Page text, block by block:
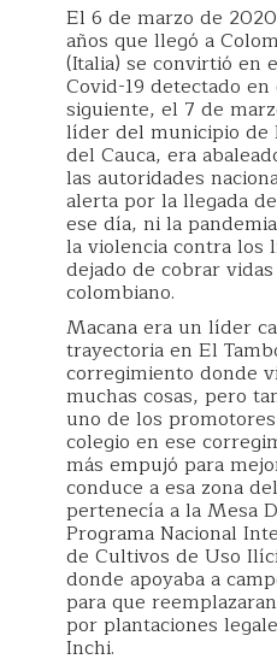
El 6 de marzo de
años que llegó a
(Italia) se convirtió en
Covid-19 detectado
siguiente, el 7 de
líder del municipio de
del Cauca, era
las autoridades
alerta por la llegada
ese día, ni la
la violencia contra los
dejado de cobrar
colombiano.
Macana era un líder
trayectoria en El
corregimiento donde
muchas cosas, pero
uno de los
colegio en ese
más empujó para
conduce a esa zona
pertenecía a la Mesa
Programa Nacional
de Cultivos de Uso
donde apoyaba a
para que
por plantaciones
Inchi.